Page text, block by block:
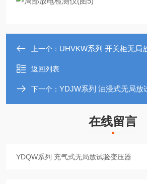
上一个： UHVKW系列 开关柜无局
返回列表
下一个： YDJW系列 油浸式无局放
在线留言